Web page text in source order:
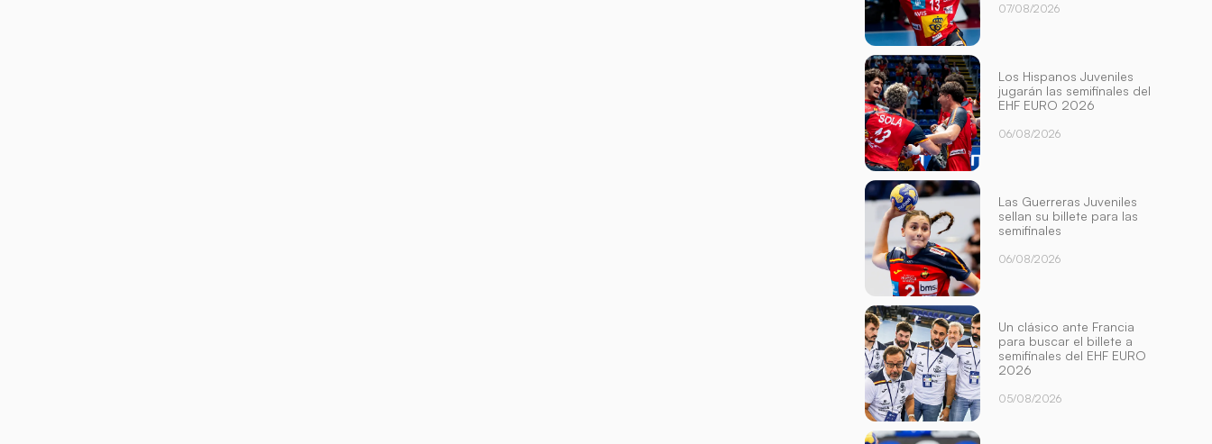
07/08/2026
Los Hispanos Juveniles
jugarán las semifinales del
EHF EURO 2026
06/08/2026
Las Guerreras Juveniles
sellan su billete para las
semifinales
06/08/2026
Un clásico ante Francia
para buscar el billete a
semifinales del EHF EURO
2026
05/08/2026